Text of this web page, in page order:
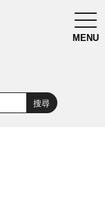
MENU